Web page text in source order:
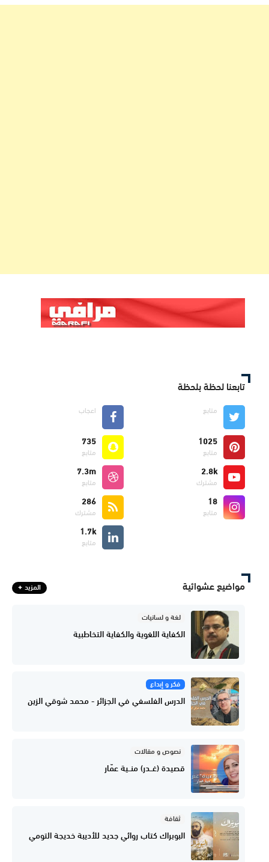
تابعنا لحظة بلحظة
متابع اعجاب
1025
متابع
735
متابع
2.8k
مشترك
7.3m
متابع
18
متابع
286
مشترك
1.7k
متابع
مواضيع عشوائية المزيد
لغة و لسانيات
الكفاية اللغوية والكفاية التخاطبية
فكر و إبداع
الدرس الفلسفي في الجزائر - محمد شوقي الزين
نصوص و مقالات
قصيدة (غــدر) منــية عمّار
ثقافة
البوبراك كتاب روائي جديد للأديبة خديجة التومي